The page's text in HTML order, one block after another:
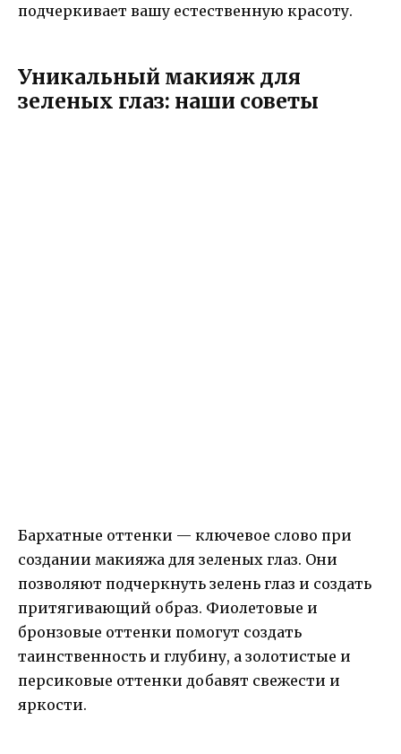
подчеркивает вашу естественную красоту.
Уникальный макияж для
зеленых глаз: наши советы
Бархатные оттенки — ключевое слово при
создании макияжа для зеленых глаз. Они
позволяют подчеркнуть зелень глаз и создать
притягивающий образ. Фиолетовые и
бронзовые оттенки помогут создать
таинственность и глубину, а золотистые и
персиковые оттенки добавят свежести и
яркости.